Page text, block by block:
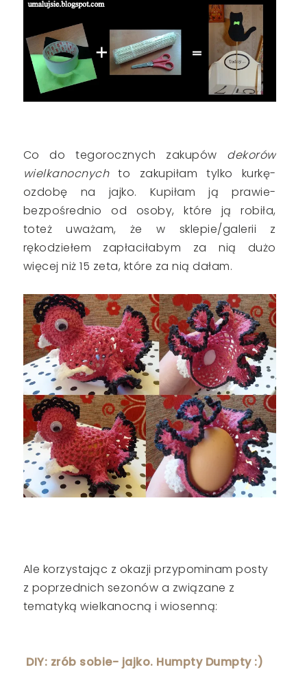
Co do tegorocznych zakupów dekorów
wielkanocnychto zakupiłam tylko kurkę-
ozdobę na jajko. Kupiłam ją prawie-
bezpośrednio od osoby, które ją robiła,
toteż uważam, że w sklepie/galerii z
rękodziełem zapłaciłabym za nią dużo
więcej niż 15 zeta, które za nią dałam.
Ale korzystając z okazji przypominam posty
z poprzednich sezonów a związane z
tematyką wielkanocną i wiosenną:
DIY: zrób sobie- jajko. Humpty Dumpty :)